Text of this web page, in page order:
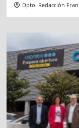
Dpto. Redacción